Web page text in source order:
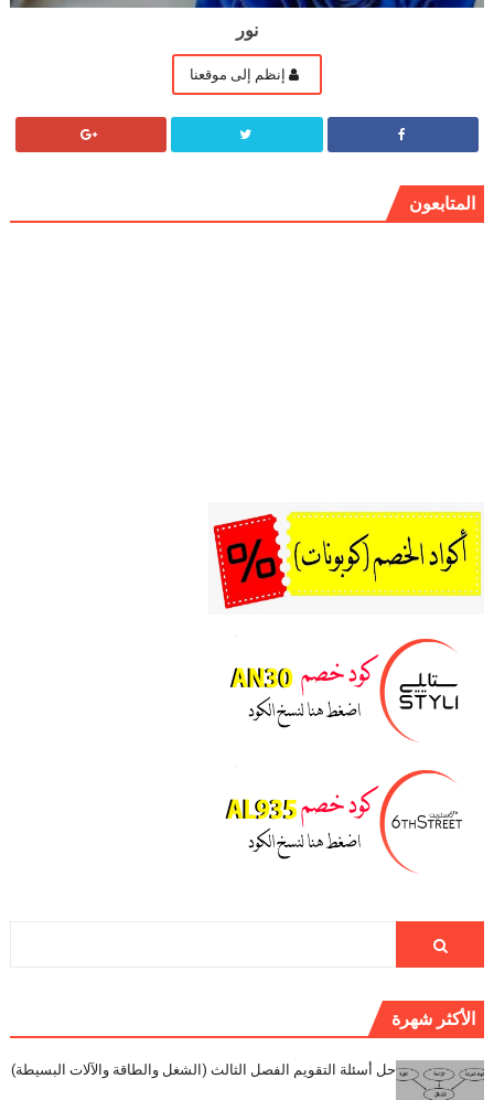
نور
إنظم إلى موقعنا
المتابعون
الأكثر شهرة
حل أسئلة التقويم الفصل الثالث (الشغل والطاقة والآلات البسيطة)